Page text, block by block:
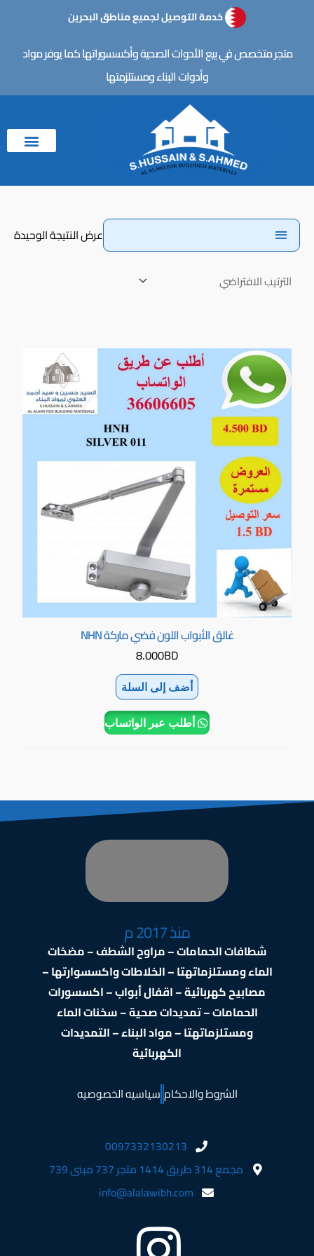
المحتوى
خدمة التوصيل لجميع مناطق البحرين
متجر متخصص في بيع الأدوات الصحية وأكسسوراتها كما يوفر مواد
وأدوات البناء ومستلزمتها
عرض النتيجة الوحيدة
غالق الأبواب اللون فضي ماركة NHN
8.000BD
أضف إلى السلة
أطلب عبر الواتساب
منذ 2017 م
شطافات الحمامات – مراوح الشطف – مضخات
الماء ومستلزماتهتا – الخلاطات واكسسوارتها –
مصابيح كهربائية – اقفال أبواب – اكسسورات
الحمامات – تمديدات صحية – سخنات الماء
ومستلزماتهتا – مواد البناء – التمديدات
الكهربائية
الشروط والاحكام سياسيه الخصوصيه
0097332130213
مجمع 314 طريق 1414 متجر 737 مبنى 739
info@alalawibh.com